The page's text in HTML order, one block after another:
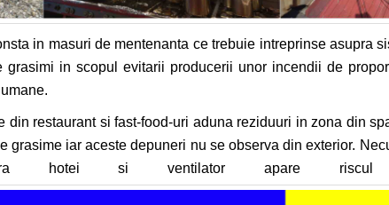
in masuri de mentenanta ce trebuie intreprinse asupra
in scopul evitarii producerii unor incendii de
din restaurant si fast-food-uri aduna reziduuri in zona din
grasime iar aceste depuneri nu se observa din exterior.
hotei si ventilator apare riscul